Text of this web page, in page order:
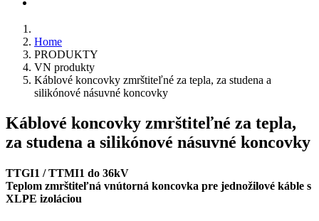
Home
PRODUKTY
VN produkty
Káblové koncovky zmrštiteľné za tepla, za studena a
silikónové násuvné koncovky
Káblové koncovky zmrštiteľné za tepla,
za studena a silikónové násuvné koncovky
TTGI1 / TTMI1 do 36kV
Teplom zmrštiteľná vnútorná koncovka pre jednožilové káble s
XLPE izoláciou